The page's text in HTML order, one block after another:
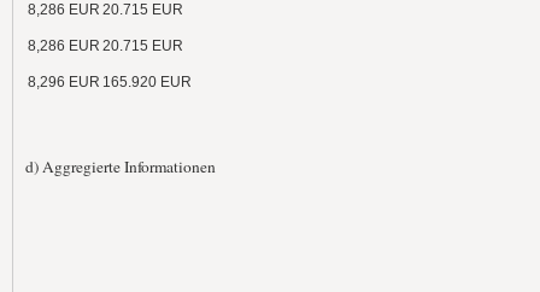
8,286 EUR 20.715 EUR
8,286 EUR 20.715 EUR
8,296 EUR 165.920 EUR
d) Aggregierte Informationen